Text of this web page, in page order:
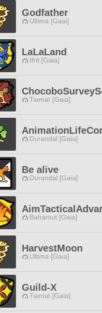
Godfather
Ultima [Gaia]
LaLaLand
Ifrit [Gaia]
Tiamat [Gaia]
Durandal [Gaia]
Be alive
Durandal [Gaia]
Bahamut [Gaia]
HarvestMoon
Ultima [Gaia]
Guild-X
Tiamat [Gaia]